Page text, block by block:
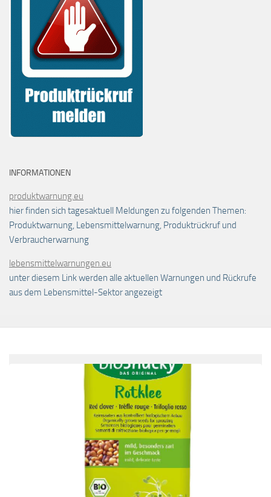
INFORMATIONEN
produktwarnung.eu
hier finden sich tagesaktuell Meldungen zu folgenden Themen:
Produktwarnung, Lebensmittelwarnung, Produktrückruf und
Verbraucherwarnung
lebensmittelwarnungen.eu
unter diesem Link werden alle aktuellen Warnungen und Rückrufe
aus dem Lebensmittel-Sektor angezeigt